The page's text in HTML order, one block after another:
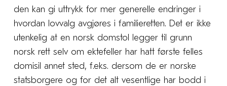
den kan gi uttrykk for mer generelle endringer i
hvordan lovvalg avgjøres i familieretten. Det er ikke
utenkelig at en norsk domstol legger til grunn
norsk rett selv om ektefeller har hatt første felles
domisil annet sted, f.eks. dersom de er norske
statsborgere og for det alt vesentlige har bodd i